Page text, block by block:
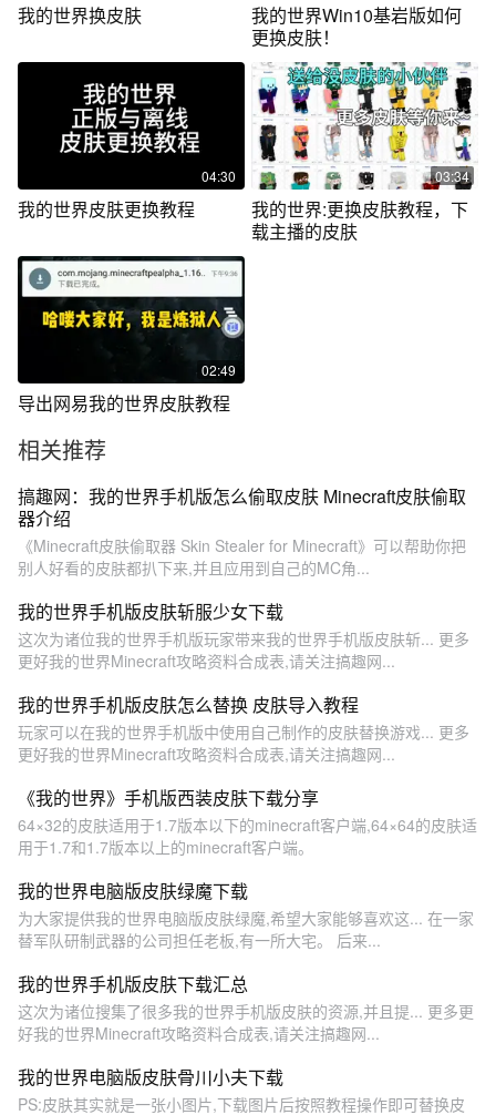
我的世界换皮肤
我的世界Win10基岩版如何
更换皮肤！
04:30
我的世界皮肤更换教程
03:34
我的世界:更换皮肤教程，下
载主播的皮肤
02:49
导出网易我的世界皮肤教程
相关推荐
搞趣网：我的世界手机版怎么偷取皮肤 Minecraft皮肤偷取
器介绍
《Minecraft皮肤偷取器 Skin Stealer for Minecraft》可以帮助你把
别人好看的皮肤都扒下来,并且应用到自己的MC角...
我的世界手机版皮肤斩服少女下载
这次为诸位我的世界手机版玩家带来我的世界手机版皮肤斩... 更多
更好我的世界Minecraft攻略资料合成表,请关注搞趣网...
我的世界手机版皮肤怎么替换 皮肤导入教程
玩家可以在我的世界手机版中使用自己制作的皮肤替换游戏... 更多
更好我的世界Minecraft攻略资料合成表,请关注搞趣网...
《我的世界》手机版西装皮肤下载分享
64×32的皮肤适用于1.7版本以下的minecraft客户端,64×64的皮肤适
用于1.7和1.7版本以上的minecraft客户端。
我的世界电脑版皮肤绿魔下载
为大家提供我的世界电脑版皮肤绿魔,希望大家能够喜欢这... 在一家
替军队研制武器的公司担任老板,有一所大宅。 后来...
我的世界手机版皮肤下载汇总
这次为诸位搜集了很多我的世界手机版皮肤的资源,并且提... 更多更
好我的世界Minecraft攻略资料合成表,请关注搞趣网...
我的世界电脑版皮肤骨川小夫下载
PS:皮肤其实就是一张小图片,下载图片后按照教程操作即可替换皮